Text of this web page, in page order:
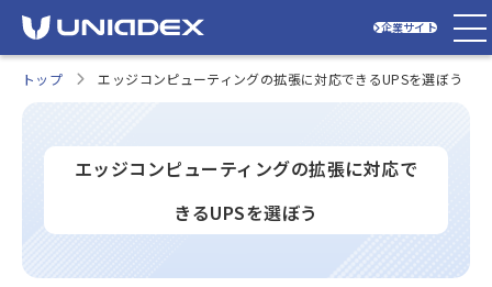
企業サイト
トップ エッジコンピューティングの拡張に対応できるUPSを選ぼう
エッジコンピューティングの拡張に対応で
きるUPSを選ぼう